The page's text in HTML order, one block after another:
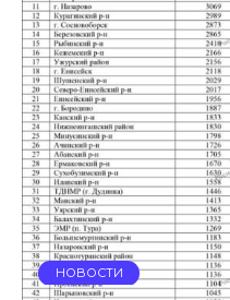
НОВОСТИ